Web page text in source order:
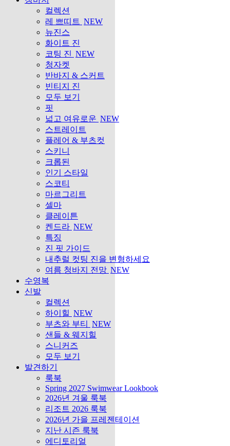
컬렉션
레 쁘띠트 NEW
뉴진스
화이트 진
코팅 진 NEW
청자켓
반바지 & 스커트
빈티지 진
모두 보기
핏
넓고 여유로운 NEW
스트레이트
플레어 & 부츠컷
스키니
크롭된
인기 스타일
스코티
마르그리트
셀마
클레이튼
켄드라 NEW
특징
진 핏 가이드
내추럴 컷팅 진을 변형하세요
여름 청바지 전망 NEW
수영복
신발
컬렉션
하이힐 NEW
부츠와 부티
NEW
샌들 & 웨지힐
스니커즈
모두 보기
발견하기
룩북
Spring 2027 Swimwear Lookbook
2026년 겨울 룩북
리조트 2026 룩북
2026년 가을 프레젠테이션
지난 시즌 룩북
에디토리얼